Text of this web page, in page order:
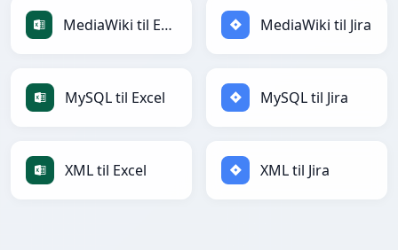
MediaWiki til Excel MediaWiki til Jira
MySQL til Excel MySQL til Jira
XML til Excel XML til Jira